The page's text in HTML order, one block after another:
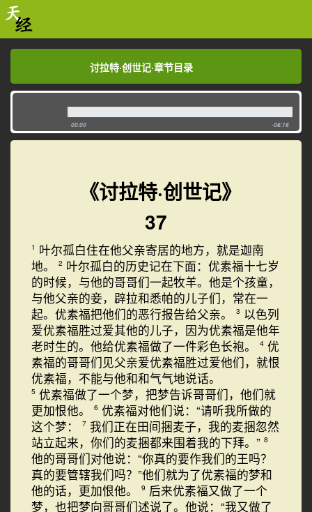
讨拉特·创世记·章节目录
讨拉特·创世记·章节目录
00:00 -06:16
《讨拉特·创世记》
37
1 叶尔孤白住在他父亲寄居的地方，就是迦南
地。
2 叶尔孤白的历史记在下面：优素福十七岁
的时候，与他的哥哥们一起牧羊。他是个孩童，
与他父亲的妾，辟拉和悉帕的儿子们，常在一
起。优素福把他们的恶行报告给父亲。
3 以色列
爱优素福胜过爱其他的儿子，因为优素福是他年
老时生的。他给优素福做了一件彩色长袍。
4 优
素福的哥哥们见父亲爱优素福胜过爱他们，就恨
优素福，不能与他和和气气地说话。
5 优素福做了一个梦，把梦告诉哥哥们，他们就
更加恨他。
6 优素福对他们说：“请听我所做的
这个梦：
7 我们正在田间捆麦子，我的麦捆忽然
站立起来，你们的麦捆都来围着我的下拜。” 8
他的哥哥们对他说：“你真的要作我们的王吗？
真的要管辖我们吗？”他们就为了优素福的梦和
他的话，更加恨他。
9 后来优素福又做了一个
梦，也把梦向哥哥们述说了。他说：“我又做了